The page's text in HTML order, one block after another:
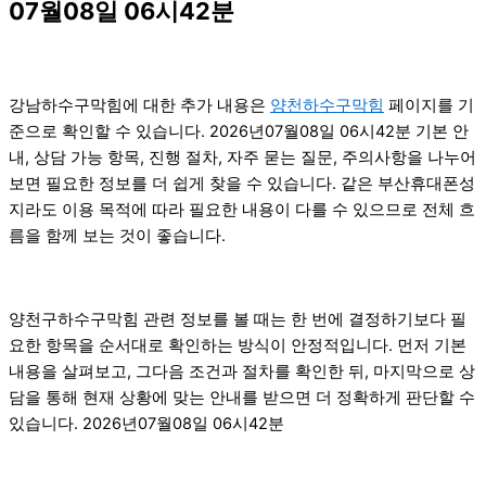
07월08일 06시42분
강남하수구막힘에 대한 추가 내용은 양천하수구막힘 페이지를 기
준으로 확인할 수 있습니다. 2026년07월08일 06시42분 기본 안
내, 상담 가능 항목, 진행 절차, 자주 묻는 질문, 주의사항을 나누어
보면 필요한 정보를 더 쉽게 찾을 수 있습니다. 같은 부산휴대폰성
지라도 이용 목적에 따라 필요한 내용이 다를 수 있으므로 전체 흐
름을 함께 보는 것이 좋습니다.
양천구하수구막힘 관련 정보를 볼 때는 한 번에 결정하기보다 필
요한 항목을 순서대로 확인하는 방식이 안정적입니다. 먼저 기본
내용을 살펴보고, 그다음 조건과 절차를 확인한 뒤, 마지막으로 상
담을 통해 현재 상황에 맞는 안내를 받으면 더 정확하게 판단할 수
있습니다. 2026년07월08일 06시42분